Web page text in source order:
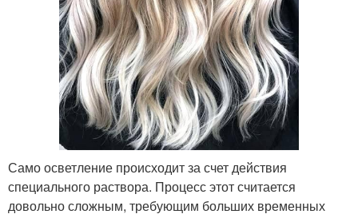
Само осветление происходит за счет действия
специального раствора. Процесс этот считается
довольно сложным, требующим больших временных